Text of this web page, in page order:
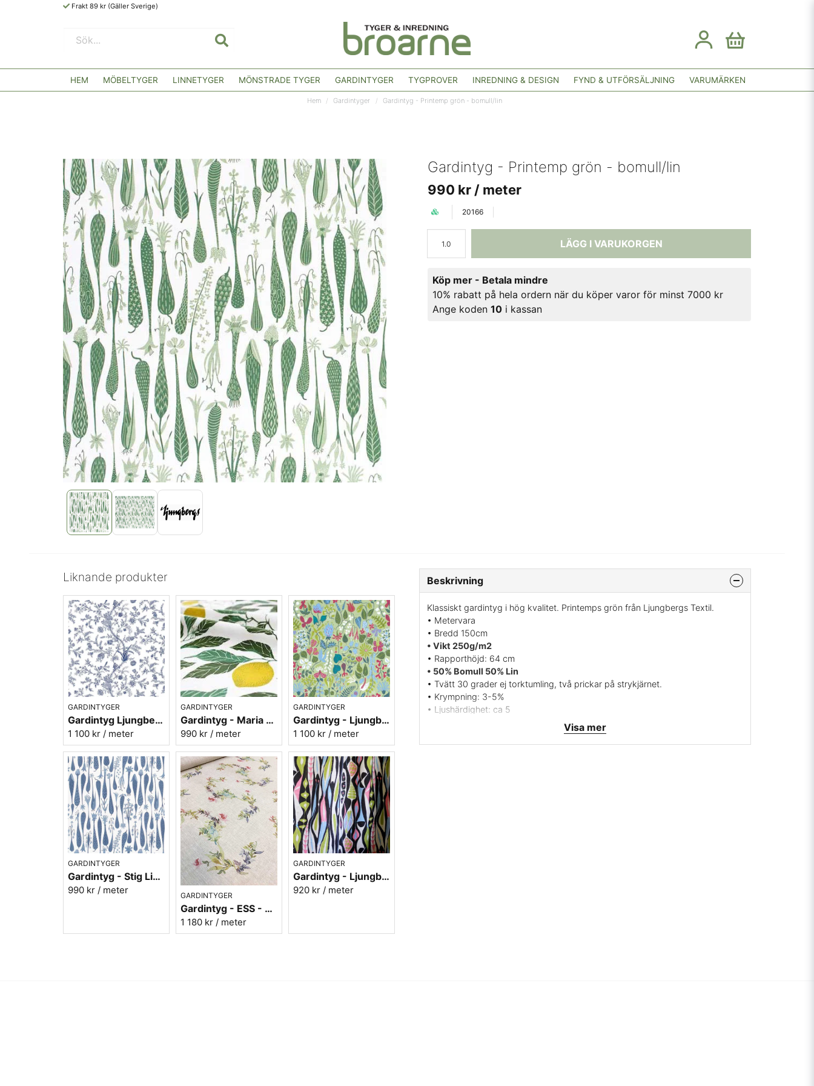
Frakt 89 kr (Gäller Sverige)
HEM MÖBELTYGER LINNETYGER MÖNSTRADE TYGER GARDINTYGER TYGPROVER INREDNING & DESIGN FYND & UTFÖRSÄLJNING VARUMÄRKEN
Hem Gardintyger Gardintyg - Printemp grön - bomull/lin
Gardintyg - Printemp grön - bomull/lin
990 kr / meter
20166
LÄGG I VARUKORGEN
Köp mer - Betala mindre
10% rabatt på hela ordern när du köper varor för minst 7000 kr
Ange koden10 i kassan
Liknande produkter
GARDINTYGER
Gardintyg Ljungbergs Ekebyholm blå - bomull/lin
1 100 kr / meter
GARDINTYGER
Gardintyg - Maria Åström Citrus grön - lin/bomull
990 kr / meter
GARDINTYGER
Gardintyg - Ljungbergs - Herbarium grön
1 100 kr / meter
GARDINTYGER
Gardintyg - Stig Lindberg Printemp blå - bomull/lin
990 kr / meter GARDINTYGER
Gardintyg - ESS - 100% Oblekt Lin
1 180 kr / meter
GARDINTYGER
Gardintyg - Ljungbergs - Bulbous blå
920 kr / meter
Beskrivning
Klassiskt gardintyg i hög kvalitet. Printemps grön från Ljungbergs Textil.
• Metervara
• Bredd 150cm
• Vikt 250g/m2
• Rapporthöjd: 64 cm
• 50% Bomull 50% Lin
• Tvätt 30 grader ej torktumling, två prickar på strykjärnet.
• Krympning: 3-5%
• Ljushärdighet: ca 5
Visa mer